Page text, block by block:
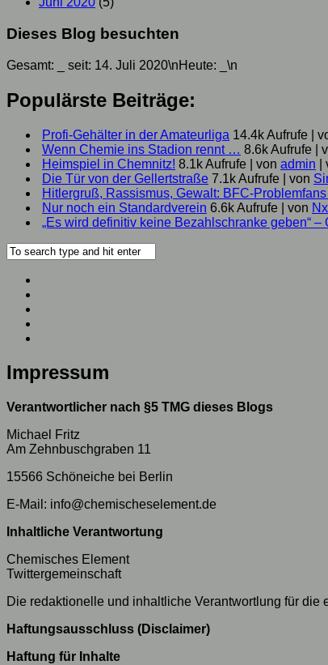
Dieses Blog besuchten
Gesamt: seit: 14. Juli 2020\nHeute: \n
Populärste Beiträge:
Profi-Gehälter in der Amateurliga 14.4k Aufrufe
Wenn Chemie ins Stadion rennt … 8.6k Aufrufe
Heimspiel in Chemnitz! 8.1k Aufrufe von admin
Die Tür von der Gellertstraße 7.1k Aufrufe von
Hitlergruß, Rassismus, Gewalt: BFC-
Nur noch ein Standardverein 6.6k Aufrufe von
„Es wird definitiv keine Bezahlschranke geben“
Impressum
Verantwortlicher nach §5 TMG dieses Blogs
Michael Fritz
Am Zehnbuschgraben 11
15566 Schöneiche bei Berlin
E-Mail: info@chemischeselement.de
Inhaltliche Verantwortung
Chemisches Element
Twittergemeinschaft
Die redaktionelle und inhaltliche Verantwortlung für
Haftungsausschluss (Disclaimer)
Haftung für Inhalte